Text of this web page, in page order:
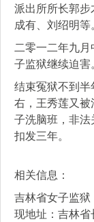
派出所所长郭
成有、刘绍明等。
二零一二年九
子监狱继续迫害。
结束冤狱不到
右，王秀莲又
子洗脑班，非
扣发三年。
相关信息：
吉林省女子监狱
现地址：吉林